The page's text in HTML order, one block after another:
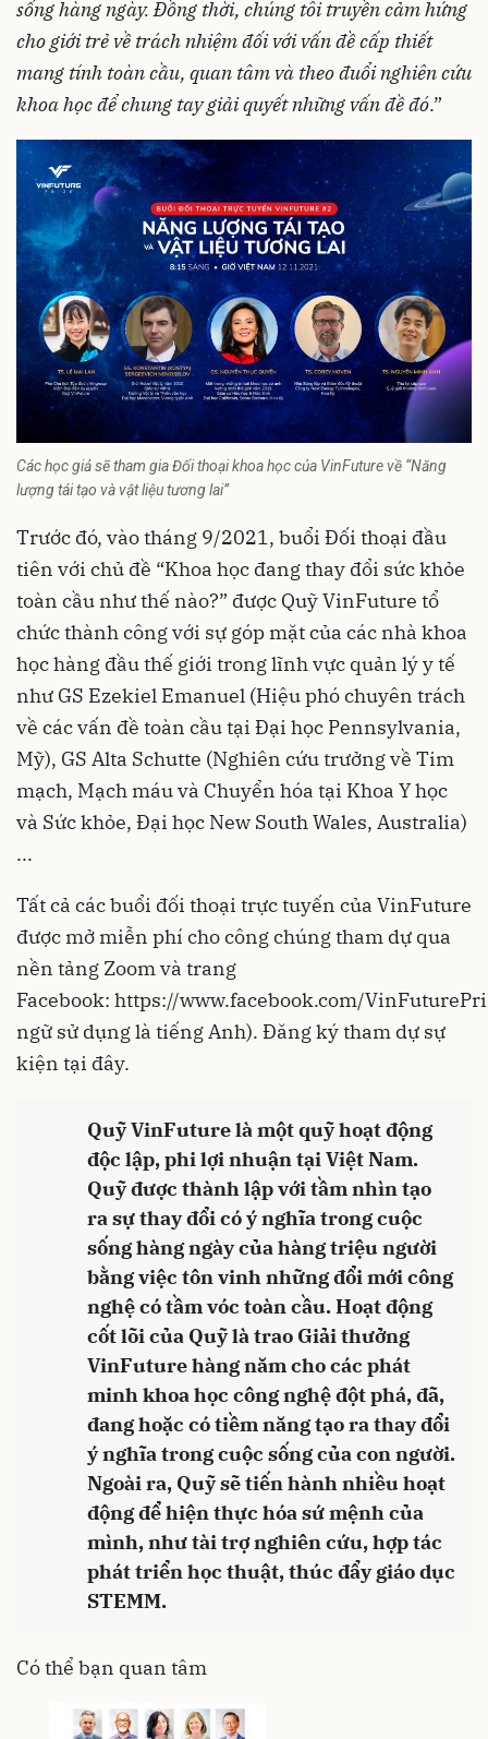
sống hàng ngày. Đồng thời, chúng tôi truyền cảm hứng
cho giới trẻ về trách nhiệm đối với vấn đề cấp thiết
mang tính toàn cầu, quan tâm và theo đuổi nghiên cứu
khoa học để chung tay giải quyết những vấn đề đó.”
Các học giả sẽ tham gia Đối thoại khoa học của VinFuture về “Năng
lượng tái tạo và vật liệu tương lai”
Trước đó, vào tháng 9/2021, buổi Đối thoại đầu
tiên với chủ đề “Khoa học đang thay đổi sức khỏe
toàn cầu như thế nào?” được Quỹ VinFuture tổ
chức thành công với sự góp mặt của các nhà khoa
học hàng đầu thế giới trong lĩnh vực quản lý y tế
như GS Ezekiel Emanuel (Hiệu phó chuyên trách
về các vấn đề toàn cầu tại Đại học Pennsylvania,
Mỹ), GS Alta Schutte (Nghiên cứu trưởng về Tim
mạch, Mạch máu và Chuyển hóa tại Khoa Y học
và Sức khỏe, Đại học New South Wales, Australia)
...
Tất cả các buổi đối thoại trực tuyến của VinFuture
được mở miễn phí cho công chúng tham dự qua
nền tảng Zoom và trang
Facebook: https://www.facebook.com/
ngữ sử dụng là tiếng Anh). Đăng ký tham dự sự
kiện tại đây.
Quỹ VinFuture là một quỹ hoạt động
độc lập, phi lợi nhuận tại Việt Nam.
Quỹ được thành lập với tầm nhìn tạo
ra sự thay đổi có ý nghĩa trong cuộc
sống hàng ngày của hàng triệu người
bằng việc tôn vinh những đổi mới công
nghệ có tầm vóc toàn cầu. Hoạt động
cốt lõi của Quỹ là trao Giải thưởng
VinFuture hàng năm cho các phát
minh khoa học công nghệ đột phá, đã,
đang hoặc có tiềm năng tạo ra thay đổi
ý nghĩa trong cuộc sống của con người.
Ngoài ra, Quỹ sẽ tiến hành nhiều hoạt
động để hiện thực hóa sứ mệnh của
mình, như tài trợ nghiên cứu, hợp tác
phát triển học thuật, thúc đẩy giáo dục
STEMM.
Có thể bạn quan tâm